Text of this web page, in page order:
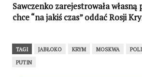
Sawczenko zarejestrowała
chce “na jakiś czas” oddać Rosji
TAGI JABŁOKO KRYM MOSKWA
PUTIN